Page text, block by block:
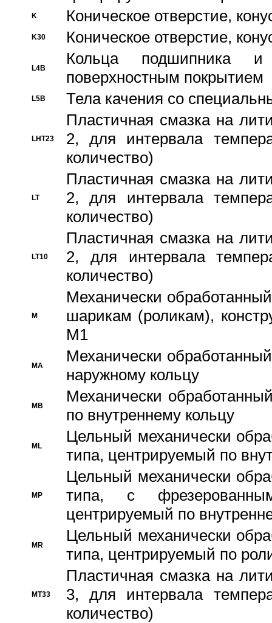
K Коническое отверстие,
K30 Коническое отверстие,
L4B
Кольца подшипника
поверхностным покрытием
L5B Тела качения со
LHT23
Пластичная смазка на
2, для интервала
количество)
LT
Пластичная смазка на
2, для интервала
количество)
LT10
Пластичная смазка на
2, для интервала
количество)
M
Механически
шарикам (роликам),
M1
MA
Механически
наружному кольцу
MB
Механически
по внутреннему кольцу
ML
Цельный механически
типа, центрируемый по
MP
Цельный механически
типа, с
центрируемый по
MR
Цельный механически
типа, центрируемый по
MT33
Пластичная смазка на
3, для интервала
количество)